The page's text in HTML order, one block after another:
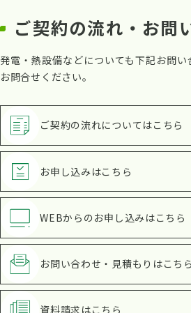
ご契約の流れ・お問
発電・熱設備などについても下記お問
お問合せください。
ご契約の流れについてはこちら
お申し込みはこちら
WEBからのお申し込みはこちら
お問い合わせ・見積もり はこちら
資料請求 はこちら